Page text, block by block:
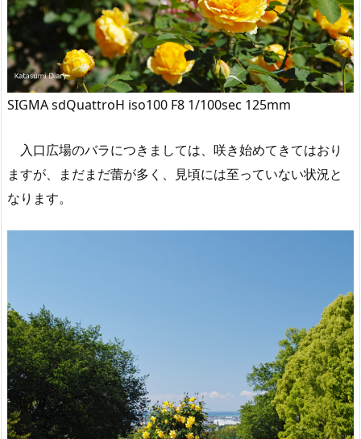
SIGMA sdQuattroH iso100 F8 1/100sec 125mm
入口広場のバラにつきましては、咲き始めてきてはおり
ますが、まだまだ蕾が多く、見頃には至っていない状況と
なります。